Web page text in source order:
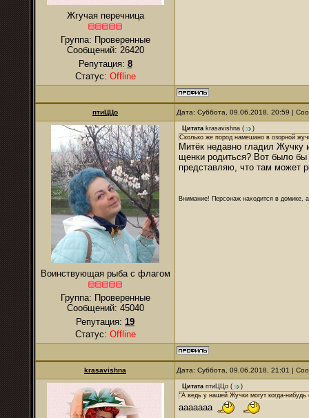
Жгучая перечница
Группа: Проверенные
Сообщений: 26420
Репутация: 8
Статус: Offline
птиЦЦо Дата: Суббота, 09.06.2018, 20:59 |
Воинствующая рыба с флагом
Группа: Проверенные
Сообщений: 45040
Репутация: 19
Статус: Offline
Цитата krasavishna (
)
Сколько же пород намешано в озорной
Митёк недавно гладил Жучку
щенки родиться? Вот было бы
представляю, что там может
Внимание! Персонаж находится в домике,
krasavishna Дата: Суббота, 09.06.2018, 21:01 |
Цитата птиЦЦо (
)
"А ведь у нашей Жучки могут когда-нибудь
ааааааа